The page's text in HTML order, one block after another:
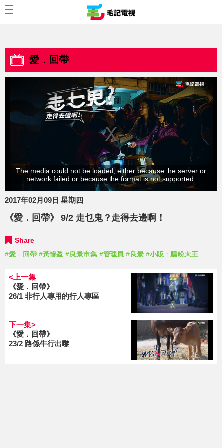
愛．回帶
The media could not be loaded, either because the server or
network failed or because the format is not supported.
2017年02月09日 星期四
《愛．回帶》 9/2 走乜鬼？走得去邊啊！
Share
#愛．回帶 #黃慘盈 #良景市集 #管理員 #良景 #小販；腸粉大王
<上一集
《愛．回帶》
26/1 非行人專用的行人專區
下一集>
《愛．回帶》
23/2 路係牛行出嚟